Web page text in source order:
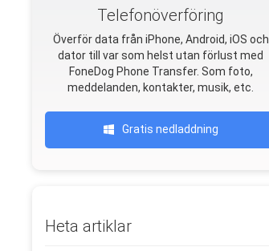
Telefonöverföring
Överför data från iPhone, Android, iOS och
dator till var som helst utan förlust med
FoneDog Phone Transfer. Som foto,
meddelanden, kontakter, musik, etc.
Gratis nedladdning
Heta artiklar